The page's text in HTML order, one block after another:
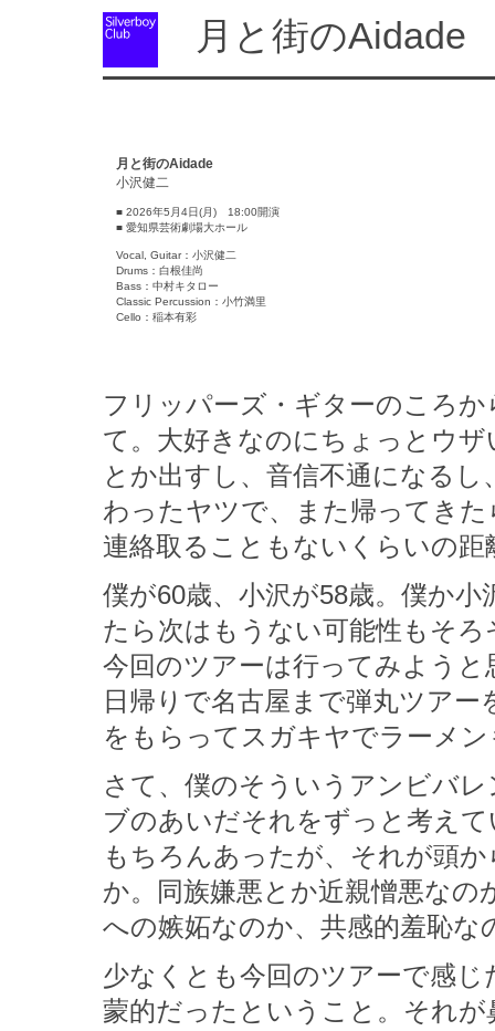
月と街のAidade
月と街のAidade
小沢健二
■ 2026年5月4日(月) 18:00開演
■ 愛知県芸術劇場大ホール
Vocal, Guitar：小沢健二
Drums：白根佳尚
Bass：中村キタロー
Classic Percussion：小竹満里
Cello：稲本有彩
フリッパーズ・ギターのころ
て。大好きなのにちょっとウ
とか出すし、音信不通になる
わったヤツで、また帰ってき
連絡取ることもないくらいの
僕が60歳、小沢が58歳。僕か
たら次はもうない可能性もそ
今回のツアーは行ってみよう
日帰りで名古屋まで弾丸ツア
をもらってスガキヤでラーメ
さて、僕のそういうアンビバ
ブのあいだそれをずっと考え
もちろんあったが、それが頭
か。同族嫌悪とか近親憎悪な
への嫉妬なのか、共感的羞恥な
少なくとも今回のツアーで感
蒙的だったということ。それ